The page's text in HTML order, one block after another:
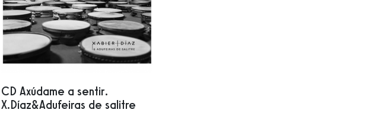
CD Axúdame a sentir.
X.Díaz&Adufeiras de salitre